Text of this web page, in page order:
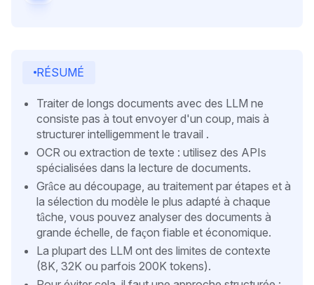
RÉSUMÉ
Traiter de longs documents avec des LLM ne
consiste pas à tout envoyer d'un coup, mais à
structurer intelligemment le travail .
OCR ou extraction de texte : utilisez des APIs
spécialisées dans la lecture de documents.
Grâce au découpage, au traitement par étapes et à
la sélection du modèle le plus adapté à chaque
tâche, vous pouvez analyser des documents à
grande échelle, de façon fiable et économique.
La plupart des LLM ont des limites de contexte
(8K, 32K ou parfois 200K tokens).